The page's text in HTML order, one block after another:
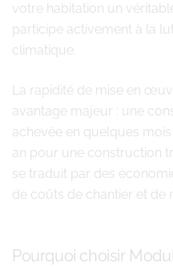
votre habitation un
participe activement à la
climatique.
La rapidité de mise en
avantage majeur : une
achevée en quelques
an pour une construction
se traduit par des
de coûts de chantier et de
Pourquoi choisir